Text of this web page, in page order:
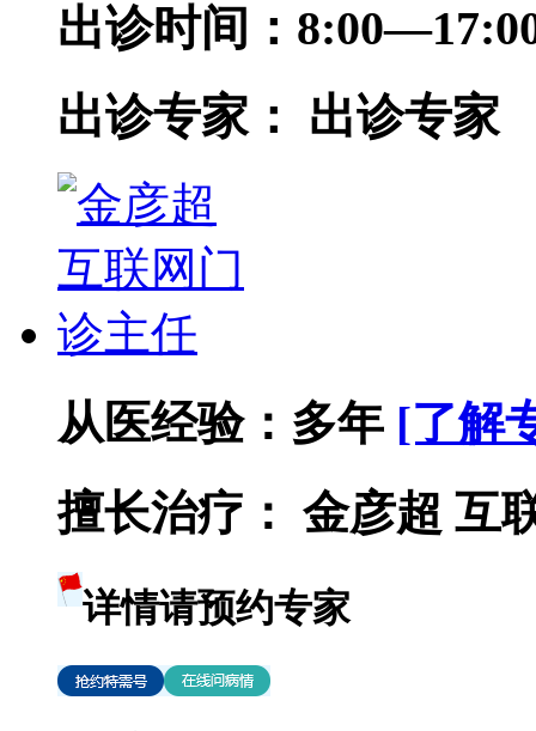
出诊时间：
出诊专家：
出诊专家
从医经验： 多年 [了解
擅长治疗： 金彦超 互
详情请预约专家